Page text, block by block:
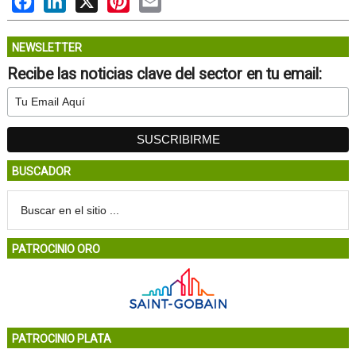
NEWSLETTER
Recibe las noticias clave del sector en tu email:
BUSCADOR
PATROCINIO ORO
PATROCINIO PLATA